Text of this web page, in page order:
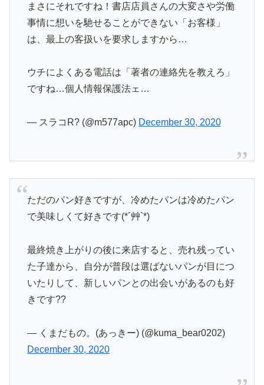
まさにそれですね！書店店員さんの大変さや労働
事情に想いを馳せることができない「お客様」
は、最上の客扱いを要求しますから…
ウチによくある電話は「著者の連絡先を教えろ」
ですね…個人情報保護法ェ…
— スラコR? (@m577apc) December 30, 2020
ただのパン好きですが、冷めたパンは冷めたパン
で美味しくて好きです(*´艸`*)
最終焼き上がりの後に来店すると、売れ残ってい
た子達から、自分が普段は選ばないパンが目につ
いたりして、新しいパンとの出会いがあるのも好
きです??
— くまだもの。(あっきー) (@kuma_bear0202)
December 30, 2020